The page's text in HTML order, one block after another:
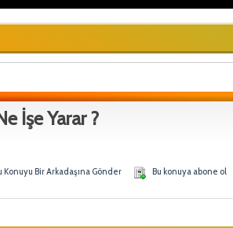
İşe Yarar ?
Konuyu Bir Arkadaşına Gönder Bu konuya abone ol